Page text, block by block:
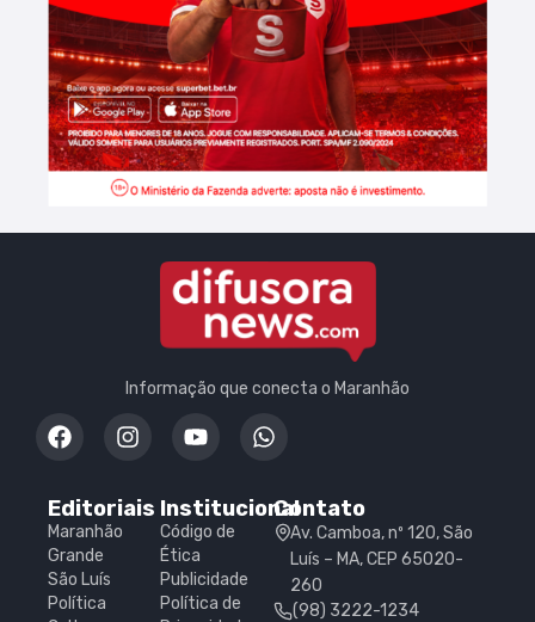
Informação que conecta o Maranhão
Editoriais
Maranhão
Grande
São Luís
Política
Institucional
Código de
Ética
Publicidade
Política de
Contato
Av. Camboa, nº 120, São
Luís – MA, CEP 65020-
260
(98) 3222-1234